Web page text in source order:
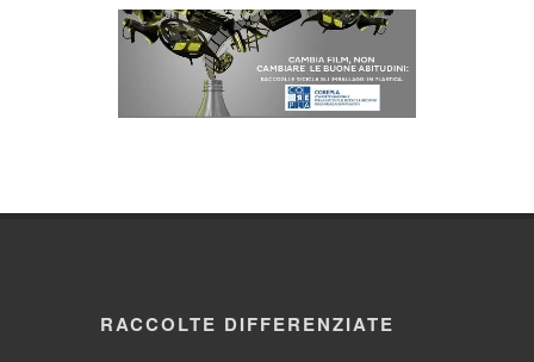
RACCOLTE DIFFERENZIATE